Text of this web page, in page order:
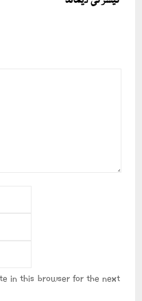
in this browser for the next